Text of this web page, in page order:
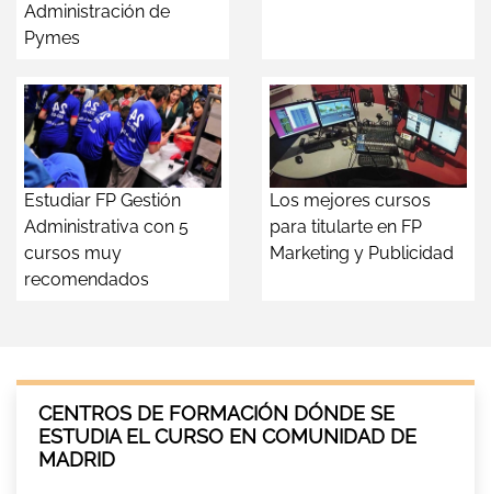
Administración de
Pymes
Estudiar FP Gestión
Administrativa con 5
cursos muy
recomendados
Los mejores cursos
para titularte en FP
Marketing y Publicidad
CENTROS DE FORMACIÓN DÓNDE SE
ESTUDIA EL CURSO EN COMUNIDAD DE
MADRID